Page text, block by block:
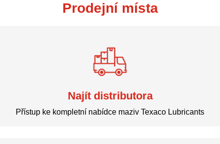
Prodejní místa
Najít distributora
Přístup ke kompletní nabídce maziv Texaco Lubricants